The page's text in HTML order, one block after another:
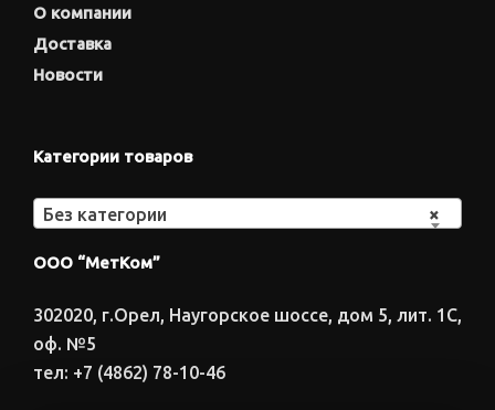
О компании
Доставка
Новости
Категории товаров
×
Без категории
ООО “МетКом”
302020, г.Орел, Наугорское шоссе, дом 5, лит. 1С,
оф. №5
тел: +7 (4862) 78-10-46